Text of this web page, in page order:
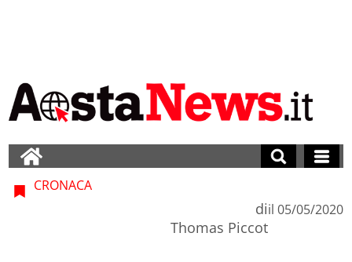
CRONACA
di
Thomas Piccot
il 05/05/2020